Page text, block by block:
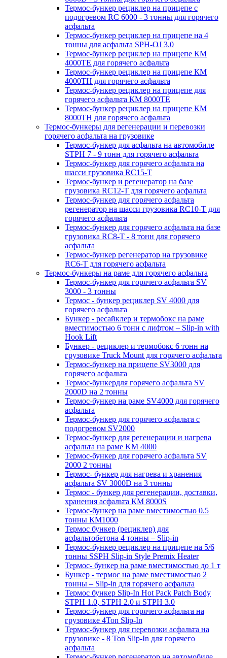
Термос-бункер рециклер на прицепе с
подогревом RC 6000 - 3 тонны для горячего
асфальта
Термос-бункер рециклер на прицепе на 4
тонны для асфальта SPH-OJ 3.0
Термос-бункер рециклер на прицепе КМ
4000ТЕ для горячего асфальта
Термос-бункер рециклер на прицепе КМ
4000ТН для горячего асфальта
Термос-бункер рециклер на прицепе для
горячего асфальта КМ 8000ТЕ
Термос-бункер рециклер на прицепе КМ
8000ТH для горячего асфальта
Термос-бункеры для регенерации и перевозки
горячего асфальта на грузовике
Термос-бункер для асфальта на автомобиле
STPH 7 - 9 тонн для горячего асфальта
Термос-бункер для горячего асфальта на
шасси грузовика RC15-T
Термос-бункер и регенератор на базе
грузовика RC12-T для горячего асфальта
Термос-бункер для горячего асфальта
регенератор на шасси грузовика RC10-T для
горячего асфальта
Термос-бункер для горячего асфальта на базе
грузовика RC8-T - 8 тонн для горячего
асфальта
Термос-бункер регенератор на грузовикe
RC6-T для горячего асфальта
Термос-бункеры на раме для горячего асфальта
Термос-бункер для горячего асфальта SV
3000 - 3 тонны
Термос - бункер рециклер SV 4000 для
горячего асфальта
Бункер - ресайклер и термобокс на раме
вместимостью 6 тонн с лифтом – Slip-in with
Hook Lift
Бункер - рециклер и термобокс 6 тонн на
грузовике Truck Mount для горячего асфальта
Термос-бункер на прицепе SV3000 для
горячего асфальта
Термос-бункердля горячего асфальта SV
2000D на 2 тонны
Термос-бункер на раме SV4000 для горячего
асфальта
Термос-бункер для горячего асфальта с
подогревом SV2000
Термос-бункер для регенерации и нагрева
асфальта на раме KM 4000
Термос-бункер для горячего асфальта SV
2000 2 тонны
Термос- бункер для нагрева и хранения
асфальта SV 3000D на 3 тонны
Термос - бункер для регенерации, доставки,
хранения асфальта КМ 8000S
Термос-бункер на раме вместимостью 0.5
тонны КМ1000
Термос бункер (рециклер) для
асфальтобетона 4 тонны – Slip-in
Термос-бункер рециклер на прицепе на 5/6
тонны SSPH Slip-in Style Premix Heater
Термос- бункер на раме вместимостью до 1 т
Бункер - термос на раме вместимостью 2
тонны – Slip-in для горячего асфальта
Термос бункер Slip-In Hot Pack Patch Body
STPH 1.0, STPH 2.0 и STPH 3.0
Термос-бункер для горячего асфальта на
грузовике 4Ton Slip-In
Термос-бункер для перевозки асфальта на
грузовике - 8 Ton Slip-In для горячего
асфальта